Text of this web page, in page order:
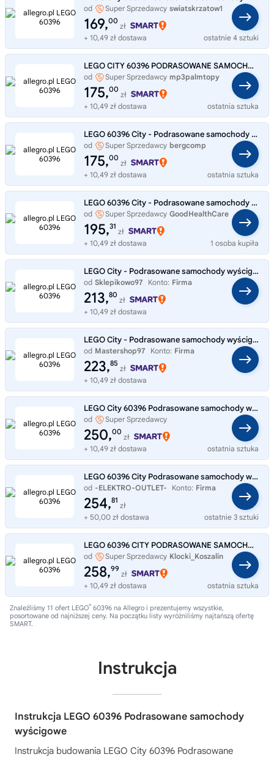
od Super Sprzedawcy swiatskrzatow1
169,00
zł
+ 10,49 zł dostawa
ostatnie 4 sztuki
LEGO CITY 60396 PODRASOWANE SAMOCHODY WYŚCIGOWE Klocki
od Super Sprzedawcy mp3palmtopy
175,00
zł
+ 10,49 zł dostawa
ostatnia sztuka
LEGO 60396 City - Podrasowane samochody wyścigowe
od Super Sprzedawcy bergcomp
175,00
zł
+ 10,49 zł dostawa
ostatnia sztuka
LEGO 60396 City - Podrasowane samochody wyścigowe - Oryginalne NOWE Klocki
od Super Sprzedawcy GoodHealthCare
195,31
zł
+ 10,49 zł dostawa
1 osoba kupiła
LEGO City - Podrasowane samochody wyścigowe 60396 + Prezent Gratis
od Sklepikowo97 Konto: Firma
213,80
zł
+ 10,49 zł dostawa
LEGO City - Podrasowane samochody wyścigowe 60396 + Prezent Gratis
od Mastershop97 Konto: Firma
223,85
zł
+ 10,49 zł dostawa
LEGO City 60396 Podrasowane samochody wyścigowe
od
Super Sprzedawcy
PiasecznoZabawki
250,00
zł
+ 10,49 zł dostawa
ostatnia sztuka
LEGO 60396 City Podrasowane samochody wyścigowe
od -ELEKTRO-OUTLET- Konto: Firma
254,81
zł
+ 50,00 zł dostawa
ostatnie 3 sztuki
LEGO 60396 CITY PODRASOWANE SAMOCHODY WYŚCIGOWE
od Super Sprzedawcy Klocki_Koszalin
258,99
zł
+ 10,49 zł dostawa
ostatnia sztuka
Znaleźliśmy 11 ofert LEGO® 60396 na Allegro i prezentujemy wszystkie,
posortowane od najniższej ceny. Na początku listy wyróżniliśmy najtańszą ofertę
SMART.
Instrukcja
Instrukcja LEGO 60396 Podrasowane samochody
wyścigowe
Instrukcja budowania LEGO City 60396 Podrasowane